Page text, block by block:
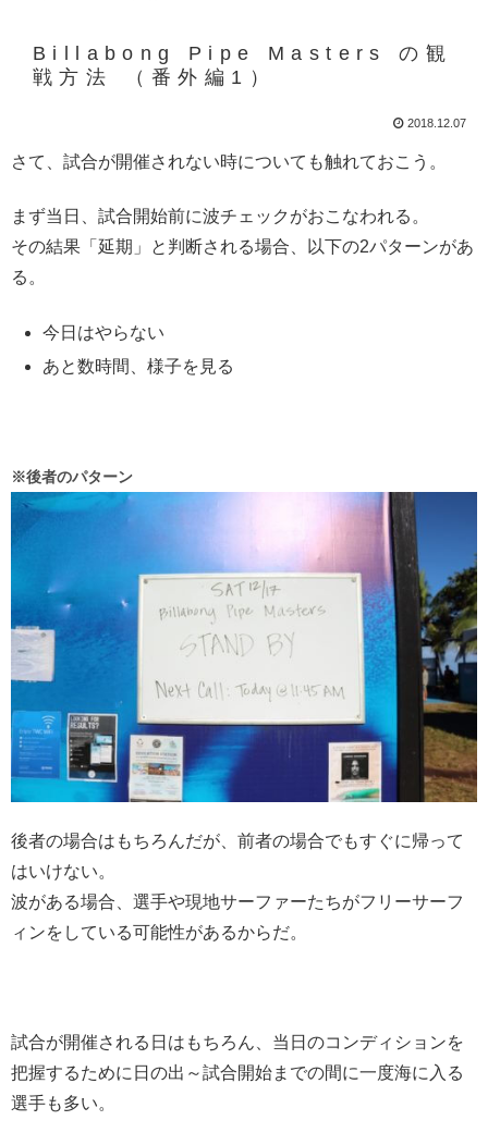
Billabong Pipe Masters の観
戦方法 （番外編1）
2018.12.07
さて、試合が開催されない時についても触れておこう。
まず当日、試合開始前に波チェックがおこなわれる。
その結果「延期」と判断される場合、以下の2パターンがあ
る。
今日はやらない
あと数時間、様子を見る
※後者のパターン
後者の場合はもちろんだが、前者の場合でもすぐに帰って
はいけない。
波がある場合、選手や現地サーファーたちがフリーサーフ
ィンをしている可能性があるからだ。
試合が開催される日はもちろん、当日のコンディションを
把握するために日の出～試合開始までの間に一度海に入る
選手も多い。